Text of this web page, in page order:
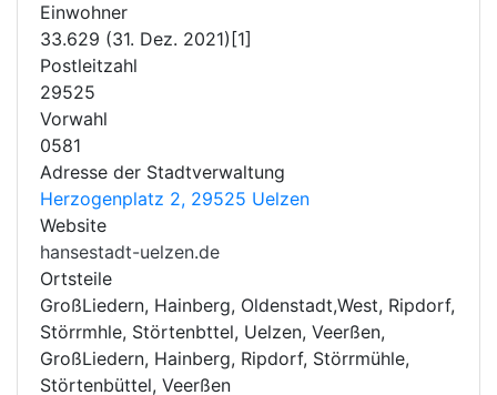
Einwohner
33.629 (31. Dez. 2021)[1]
Postleitzahl
29525
Vorwahl
0581
Adresse der Stadtverwaltung
Herzogenplatz 2, 29525 Uelzen
Website
hansestadt-uelzen.de
Ortsteile
GroßLiedern, Hainberg, Oldenstadt,West, Ripdorf,
Störrmhle, Störtenbttel, Uelzen, Veerßen,
GroßLiedern, Hainberg, Ripdorf, Störrmühle,
Störtenbüttel, Veerßen